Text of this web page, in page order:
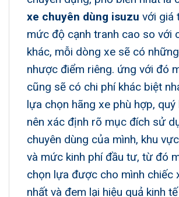
xe chuyên dùng isuzu với giá
mức độ cạnh tranh cao so với
khác, mỗi dòng xe sẽ có
nhược điểm riêng. ứng với đó
cũng sẽ có chi phí khác biệt
lựa chọn hãng xe phù hợp, quý
nên xác định rõ mục đích sử
chuyên dùng của mình, khu
và mức kinh phí đầu tư, từ đó
chọn lựa được cho mình chiếc
nhất và đem lại hiệu quả kinh